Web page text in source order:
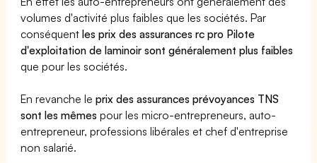
volumes d'activité plus faibles que les sociétés. Par
conséquentles prix des assurances rc pro Pilote
d'exploitation de laminoir sont généralement plus faibles
que pour les sociétés.
En revanche leprix des assurances prévoyances TNS
sont les mêmes pour les micro-entrepreneurs, auto-
entrepreneur, professions libérales et chef d'entreprise
non salarié.